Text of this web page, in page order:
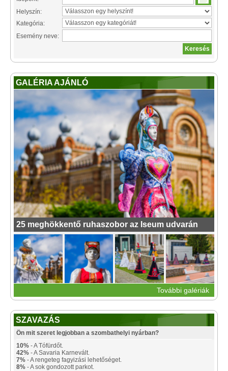
Helyszín:
Kategória:
Esemény neve:
GALÉRIA AJÁNLÓ
25 meghökkentő ruhaszobor az Iseum udvarán
További galériák
SZAVAZÁS
Ön mit szeret legjobban a szombathelyi nyárban?
10% - A Tófürdőt.
42% - A Savaria Karnevált.
7% - A rengeteg fagyizási lehetőséget.
8% - A sok gondozott parkot.